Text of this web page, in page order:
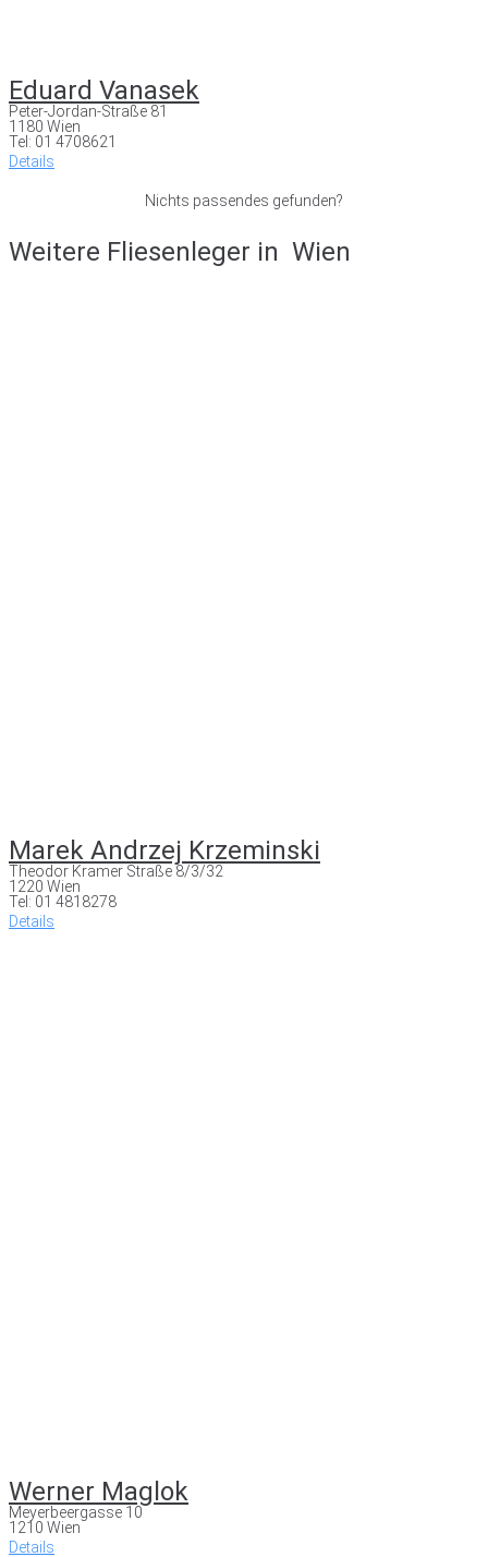
Eduard Vanasek
Peter-Jordan-Straße 81
1180 Wien
Tel: 01 4708621
Details
Nichts passendes gefunden?
Weitere Fliesenleger in Wien
Marek Andrzej Krzeminski
Theodor Kramer Straße 8/3/32
1220 Wien
Tel: 01 4818278
Details
Werner Maglok
Meyerbeergasse 10
1210 Wien
Details